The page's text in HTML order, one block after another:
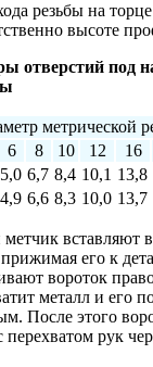
резьбы на
высоте
отверстий под
метрической
6 8 10 12 16
5,0 6,7 8,4 10,1 13,8
4,9 6,6 8,3 10,0 13,7
вставляют
его к
вороток
металл и его
После этого
рук